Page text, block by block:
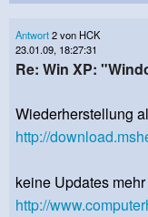
Antwort2 von HCK
23.01.09, 18:27:31
Re: Win XP:
Wiederherstellung
http://
keine Updates
http://